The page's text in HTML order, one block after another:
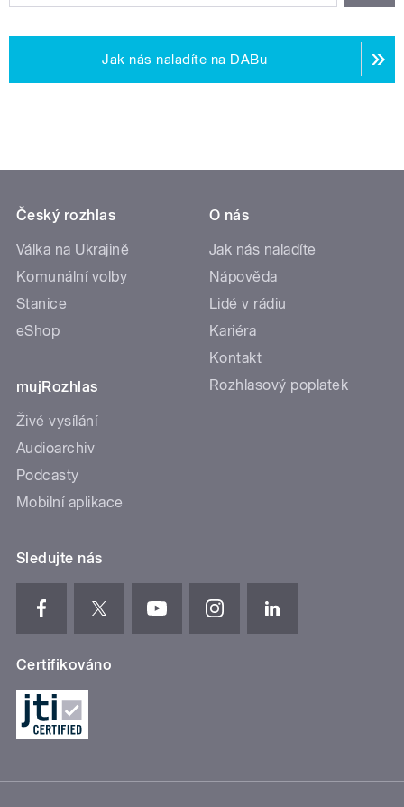
Jak nás naladíte na DABu
Český rozhlas
Válka na Ukrajině
Komunální volby
Stanice
eShop
mujRozhlas
Živé vysílání
Audioarchiv
Podcasty
Mobilní aplikace
O nás
Jak nás naladíte
Nápověda
Lidé v rádiu
Kariéra
Kontakt
Rozhlasový poplatek
Sledujte nás
Certifikováno